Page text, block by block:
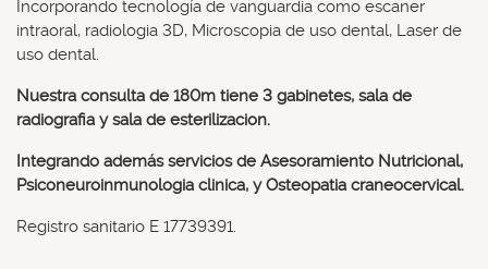
Incorporando tecnología de vanguardia como escaner
intraoral, radiologia 3D, Microscopia de uso dental, Laser de
uso dental.
Nuestra consulta de 180m tiene 3 gabinetes, sala de
radiografia y sala de esterilizacion.
Integrando además servicios de Asesoramiento Nutricional,
Psiconeuroinmunologia clinica, y Osteopatia craneocervical.
Registro sanitario E 17739391.